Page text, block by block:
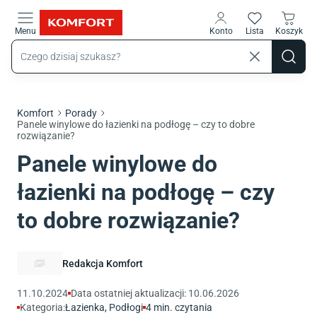
Menu Konto Lista Koszyk
Komfort
Porady
Panele winylowe do łazienki na podłogę – czy to dobre
rozwiązanie?
Panele winylowe do
łazienki na podłogę – czy
to dobre rozwiązanie?
Redakcja Komfort
11.10.2024 Data ostatniej aktualizacji: 10.06.2026
Kategoria:Łazienka, Podłogi 4 min. czytania